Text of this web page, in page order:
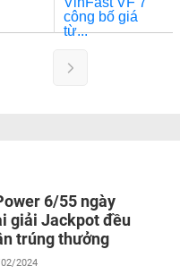
6/55 ngày
giải Jackpot đều
trúng thưởng
2024